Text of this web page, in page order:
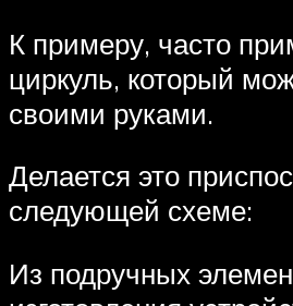
К примеру, часто
циркуль, который
своими руками.
Делается это
следующей схеме:
Из подручных